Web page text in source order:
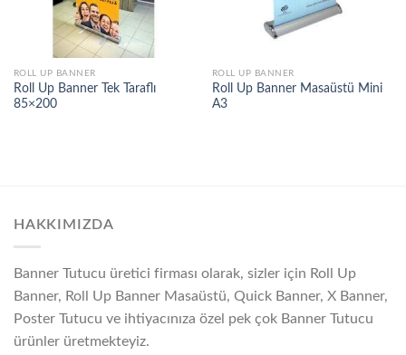
ROLL UP BANNER
Roll Up Banner Tek Taraflı
85×200
ROLL UP BANNER
Roll Up Banner Masaüstü Mini
A3
HAKKIMIZDA
Banner Tutucu üretici firması olarak, sizler için Roll Up
Banner, Roll Up Banner Masaüstü, Quick Banner, X Banner,
Poster Tutucu ve ihtiyacınıza özel pek çok Banner Tutucu
ürünler üretmekteyiz.